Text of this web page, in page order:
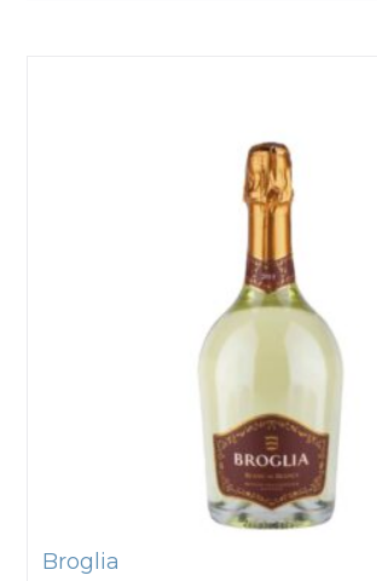
Broglia